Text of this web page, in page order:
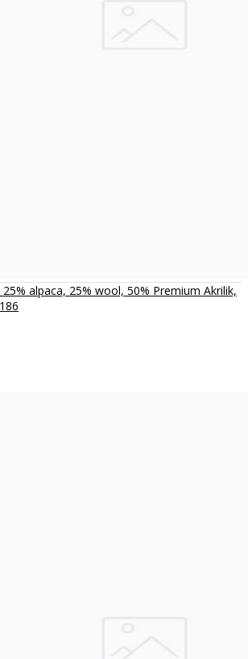
25% alpaca, 25% wool, 50% Premium Akrilik,